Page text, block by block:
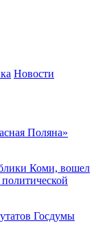
Новости
Поляна»
Коми, вошел
Госдумы